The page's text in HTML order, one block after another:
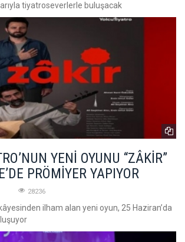
tiyatroseverlerle buluşacak
YENİ OYUNU “ZÂKİR”
PRÖMİYER YAPIYOR
28236
ilham alan yeni oyun, 25 Haziran’da